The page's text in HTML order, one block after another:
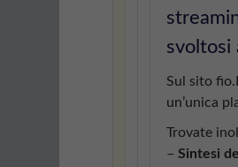
svoltosi
Sul sito
un’unica
Trovate
– Sintesi